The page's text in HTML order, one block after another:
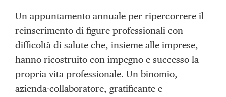
Un appuntamento annuale per ripercorrere il
reinserimento di figure professionali con
difficoltà di salute che, insieme alle imprese,
hanno ricostruito con impegno e successo la
propria vita professionale. Un binomio,
azienda-collaboratore, gratificante e